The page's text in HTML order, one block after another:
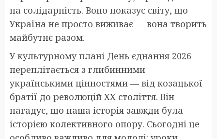
на солідарність. Воно показує світу, що
Україна не просто виживає — вона творить
майбутнє разом.
У культурному плані День єднання 2026
переплітається з глибинними
українськими цінностями — від козацької
братії до революцій ХХ століття. Він
нагадує, що наша історія завжди була
історією колективного опору. Сьогодні це